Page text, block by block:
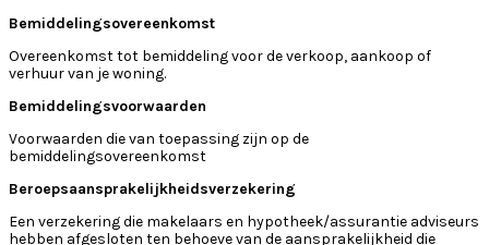
Bemiddelingsovereenkomst
Overeenkomst tot bemiddeling voor de verkoop, aankoop of
verhuur van je woning.
Bemiddelingsvoorwaarden
Voorwaarden die van toepassing zijn op de
bemiddelingsovereenkomst
Beroepsaansprakelijkheidsverzekering
Een verzekering die makelaars en hypotheek/assurantie adviseurs
hebben afgesloten ten behoeve van de aansprakelijkheid die